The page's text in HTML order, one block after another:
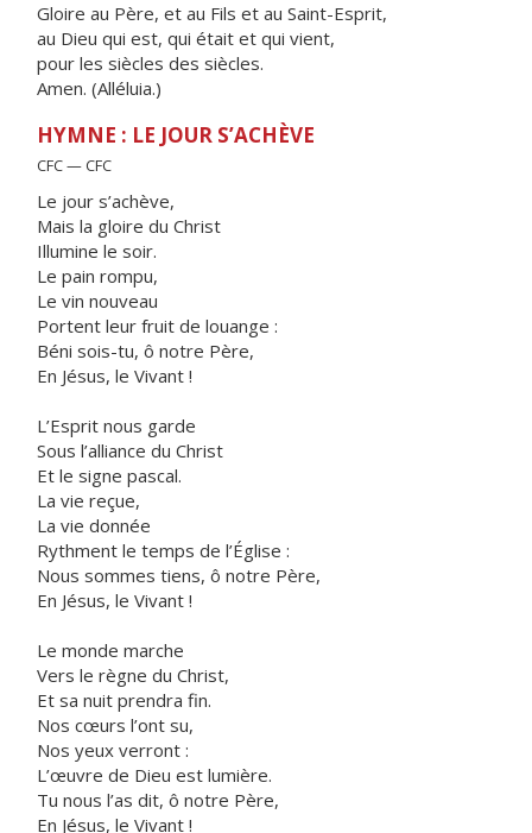
Gloire au Père, et au Fils et au Saint-Esprit,
au Dieu qui est, qui était et qui vient,
pour les siècles des siècles.
Amen. (Alléluia.)
HYMNE : LE JOUR S’ACHÈVE
CFC — CFC
Le jour s’achève,
Mais la gloire du Christ
Illumine le soir.
Le pain rompu,
Le vin nouveau
Portent leur fruit de louange :
Béni sois-tu, ô notre Père,
En Jésus, le Vivant !
L’Esprit nous garde
Sous l’alliance du Christ
Et le signe pascal.
La vie reçue,
La vie donnée
Rythment le temps de l’Église :
Nous sommes tiens, ô notre Père,
En Jésus, le Vivant !
Le monde marche
Vers le règne du Christ,
Et sa nuit prendra fin.
Nos cœurs l’ont su,
Nos yeux verront :
L’œuvre de Dieu est lumière.
Tu nous l’as dit, ô notre Père,
En Jésus, le Vivant !